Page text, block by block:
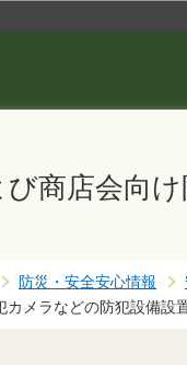
商店会向
防災・安全安心情報
メラなどの防犯設備設